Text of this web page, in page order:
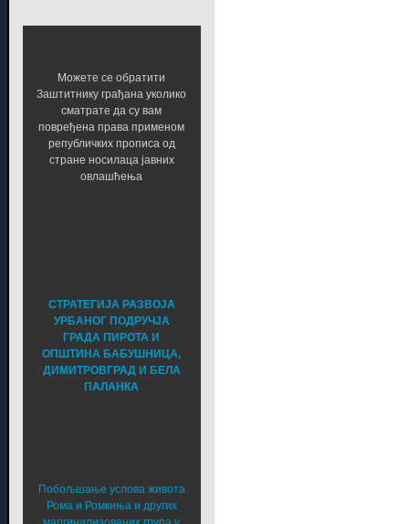
Можете се обратити
Заштитнику грађана уколико
сматрате да су вам
повређена права применом
републичких прописа од
стране носилаца јавних
овлашћења
СТРАТЕГИЈА РАЗВОЈА
УРБАНОГ ПОДРУЧЈА
ГРАДА ПИРОТА И
ОПШТИНА БАБУШНИЦА,
ДИМИТРОВГРАД И БЕЛА
ПАЛАНКА
Побољшање услова живота
Рома и Ромкиња и других